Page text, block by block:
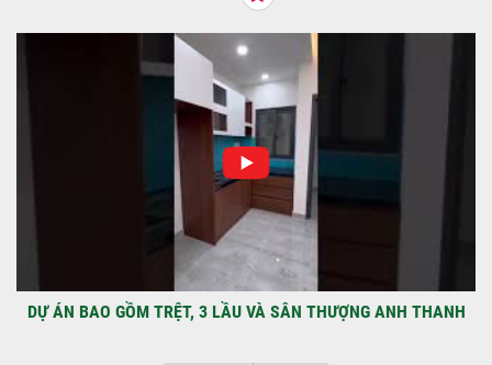
NHẬN CHÌA KHÓA – TRAO TỔ ẤM MỚI
TẠI PHƯỜNG AN LẠC
Địa điểm: Đường Lâm Hoành, phường An
LạcGia chủ: Anh Kỳ Xây Dựng Sao Việt chính
thức hoàn tất và...
DỰ ÁN BAO GỒM TRỆT, 3 LẦU VÀ SÂN THƯỢNG ANH THANH